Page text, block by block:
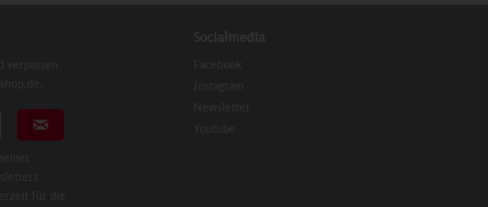
verpassen
Newsletter abonnieren
für die
Socialmedia
Facebook
Instagram
Newsletter
Youtube